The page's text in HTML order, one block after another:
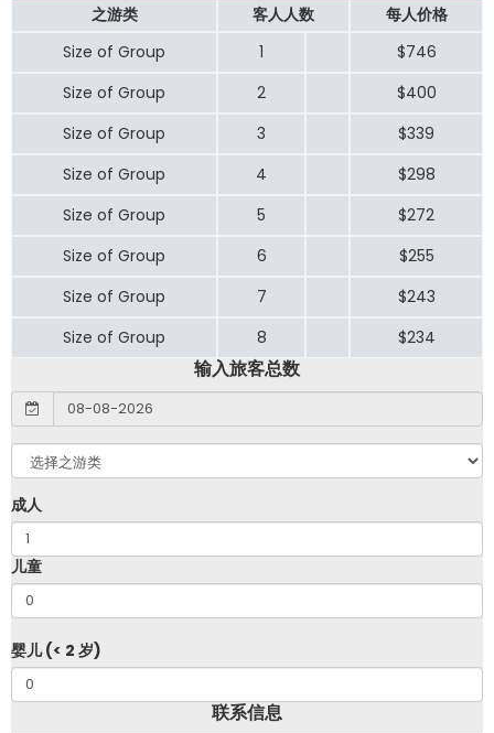
之游类 客人人数
每人价格
Size of Group
1
$746
Size of Group
2
$400
Size of Group
3
$339
Size of Group
4
$298
Size of Group
5
$272
Size of Group
6
$255
Size of Group
7
$243
Size of Group
8 $234
输入旅客总数
成人
儿童
婴儿 (< 2 岁)
联系信息